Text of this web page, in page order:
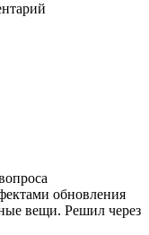
обновления
вещи. Решил через